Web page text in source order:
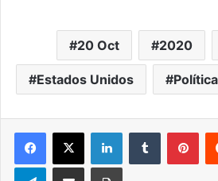
20 Oct 2020
Estados Unidos Política
LinkedInTumblr
TelegramCompartir via correo electrónicoImpresión